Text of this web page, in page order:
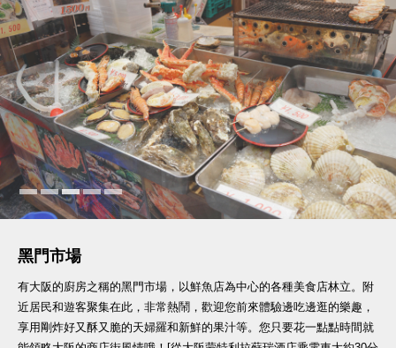
黑門市場
有大阪的廚房之稱的黑門市場，以鮮魚店為中心的各種美食店林立。附
近居民和遊客聚集在此，非常熱鬧，歡迎您前來體驗邊吃邊逛的樂趣，
享用剛炸好又酥又脆的天婦羅和新鮮的果汁等。您只要花一點點時間就